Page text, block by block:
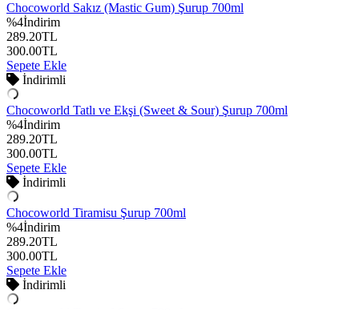
Chocoworld Sakız (Mastic Gum) Şurup 700ml
%4İndirim
289.20TL
300.00TL
Sepete Ekle
İndirimli
Chocoworld Tatlı ve Ekşi (Sweet & Sour) Şurup 700ml
%4İndirim
289.20TL
300.00TL
Sepete Ekle
İndirimli
Chocoworld Tiramisu Şurup 700ml
%4İndirim
289.20TL
300.00TL
Sepete Ekle
İndirimli